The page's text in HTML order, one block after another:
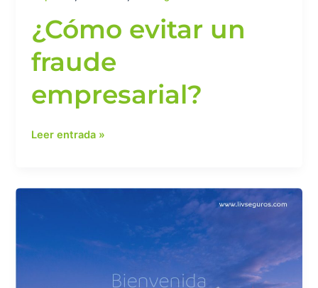
¿Cómo evitar un
fraude
empresarial?
Leer entrada »